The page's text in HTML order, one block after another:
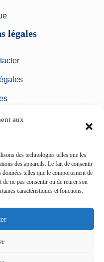
aux
des technologies telles que les
des appareils. Le fait de consentir
telles que le comportement de
ne pas consentir ou de retirer son
caractéristiques et fonctions.
légales
personnelles
Cliniques